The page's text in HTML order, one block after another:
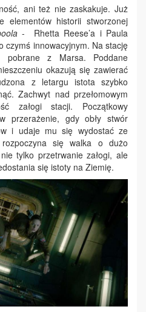
ani też nie zaskakuje. Już
elementów historii stworzonej
- Rhetta Reese’a i Paula
czymś innowacyjnym. Na stację
pobrane z Marsa. Poddane
okazują się zawierać
z letargu istota szybko
Zachwyt nad przełomowym
załogi stacji. Początkowy
przerażenie, gdy obły stwór
i udaje mu się wydostać ze
się walka o dużo
tylko przetrwanie załogi, ale
się istoty na Ziemię.